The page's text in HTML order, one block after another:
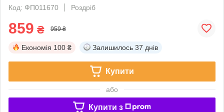
Код: ФП011670
Роздріб
859 ₴ 959 ₴
Економія 100 ₴ Залишилось 37 днів
Купити
або
Купити з